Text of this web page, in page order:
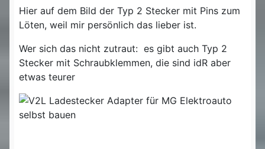
Hier auf dem Bild der Typ 2 Stecker mit Pins zum
Löten, weil mir persönlich das lieber ist.
Wer sich das nicht zutraut: es gibt auch Typ 2
Stecker mit Schraubklemmen, die sind idR aber
etwas teurer